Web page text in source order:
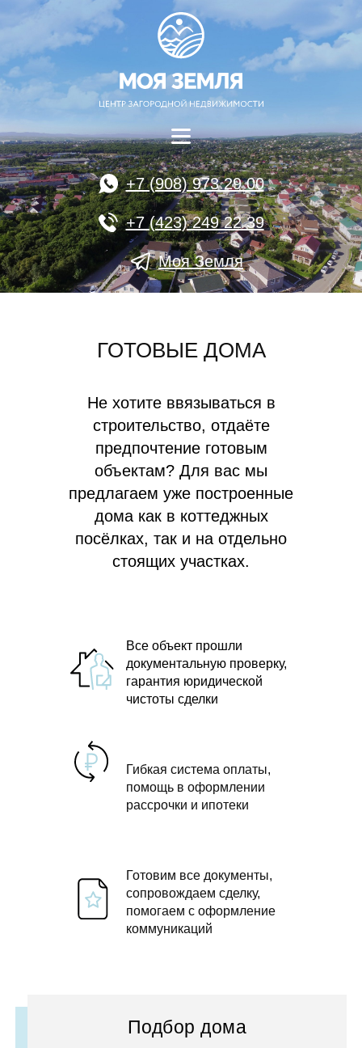
+7 (908) 973 29 00
+7 (423) 249 22 39
Моя Земля
ГОТОВЫЕ ДОМА
Не хотите ввязываться в
строительство, отдаёте
предпочтение готовым
объектам? Для вас мы
предлагаем уже построенные
дома как в коттеджных
посёлках, так и на отдельно
стоящих участках.
Все объект прошли
документальную проверку,
гарантия юридической
чистоты сделки
Гибкая система оплаты,
помощь в оформлении
рассрочки и ипотеки
Готовим все документы,
сопровождаем сделку,
помогаем с оформление
коммуникаций
Подбор дома